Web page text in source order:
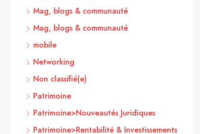
Mag, blogs & communauté
Mag, blogs & communauté
mobile
Networking
Non classifié(e)
Patrimoine
Patrimoine>Nouveautés Juridiques
Patrimoine>Rentabilité & Investissements